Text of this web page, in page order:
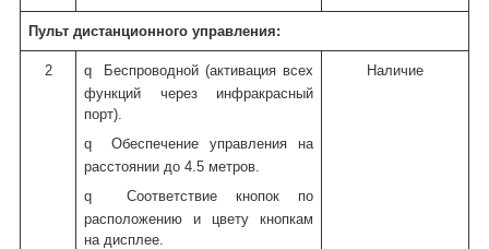
Пульт дистанционного управления:
2 q
Беспроводной (активация всех
функций через инфракрасный
порт).
q
Обеспечение управления на
расстоянии до 4.5 метров.
q
Соответствие кнопок по
расположению и цвету кнопкам
на дисплее.
Наличие